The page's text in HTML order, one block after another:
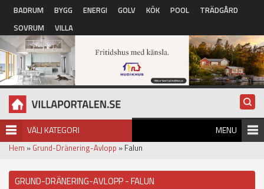
Hoppa till huvudinnehåll
BADRUM BYGG ENERGI GOLV KÖK POOL
TRÄDGÅRD
SOVRUM
VILLA
VÄLJ KATEGORI MENU
Hem » Grund-Dränering-Avlopp » Falun
GRUND-DRÄNERING-AVLOPP - FALUN